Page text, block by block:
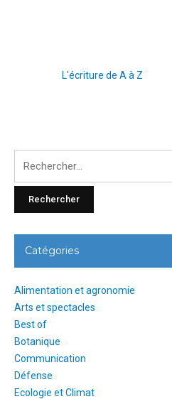
L'écriture de A à Z
Catégories
Alimentation et agronomie
Arts et spectacles
Best of
Botanique
Communication
Défense
Ecologie et Climat